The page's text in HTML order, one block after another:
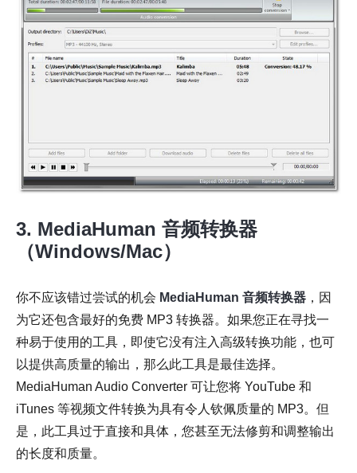
3. MediaHuman 音频转换器
（Windows/Mac）
你不应该错过尝试的机会 MediaHuman 音频转换器 ，因
为它还包含最好的免费 MP3 转换器。如果您正在寻找一
种易于使用的工具，即使它没有注入高级转换功能，也可
以提供高质量的输出，那么此工具是最佳选择。
MediaHuman Audio Converter 可让您将 YouTube 和
iTunes 等视频文件转换为具有令人钦佩质量的 MP3。但
是，此工具过于直接和具体，您甚至无法修剪和调整输出
的长度和质量。